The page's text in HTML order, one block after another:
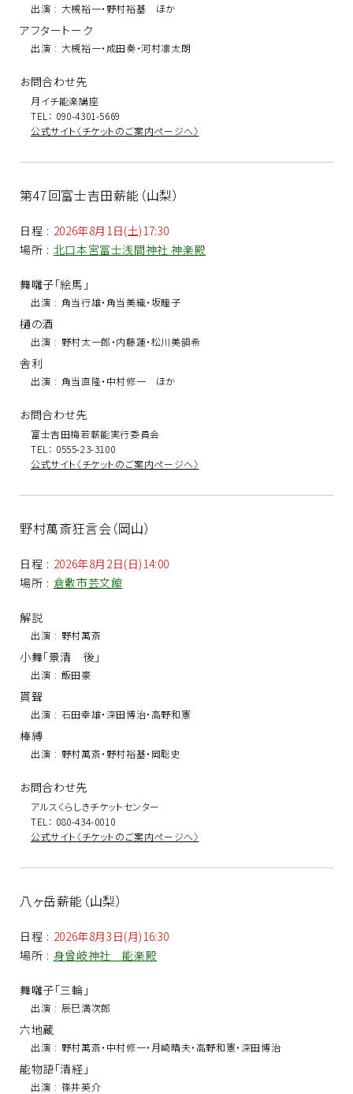
出演 : 大槻裕一・野村裕基 ほか
アフタートーク
出演 : 大槻裕一・成田奏・河村凛太朗
お問合わせ先
月イチ能楽講座
TEL： 090-4301-5669
公式サイト〈チケットのご案内ページへ〉
第47回富士吉田薪能（山梨）
日程 : 2026年8月1日(土)17:30
場所 : 北口本宮冨士浅間神社 神楽殿
舞囃子「絵馬」
出演 : 角当行雄・角当美織・坂瞳子
樋の酒
出演 : 野村太一郎・内藤蓮・松川美韻希
舎利
出演 : 角当直隆・中村修一 ほか
お問合わせ先
富士吉田梅若薪能実行委員会
TEL： 0555-23-3100
公式サイト〈チケットのご案内ページへ〉
野村萬斎狂言会（岡山）
日程 : 2026年8月2日(日)14:00
場所 : 倉敷市芸文館
解説
出演 : 野村萬斎
小舞「景清 後」
出演 : 飯田豪
貰聟
出演 : 石田幸雄・深田博治・高野和憲
棒縛
出演 : 野村萬斎・野村裕基・岡聡史
お問合わせ先
アルスくらしきチケットセンター
TEL： 080-434-0010
公式サイト〈チケットのご案内ページへ〉
八ヶ岳薪能（山梨）
日程 : 2026年8月3日(月)16:30
場所 : 身曾岐神社 能楽殿
舞囃子「三輪」
出演 : 辰巳満次郎
六地蔵
出演 : 野村萬斎・中村修一・月崎晴夫・高野和憲・深田博治
能物語「清経」
出演 : 篠井英介